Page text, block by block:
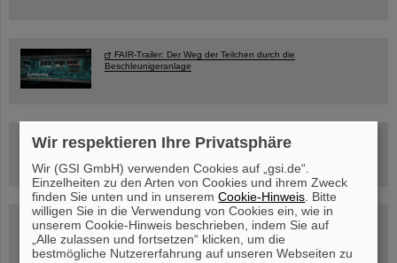
FAIR-Trailer: Der Weg der Teilchen durch die
Beschleunigeranlage
Rundflug über die FAIR-Baustelle
Besichtigung von GSI/FAIR –
jetzt Termin buchen!
Wir respektieren Ihre Privatsphäre
Wir (GSI GmbH) verwenden Cookies auf „gsi.de“.
Einzelheiten zu den Arten von Cookies und ihrem Zweck
finden Sie unten und in unseremCookie-Hinweis . Bitte
willigen Sie in die Verwendung von Cookies ein, wie in
unserem Cookie-Hinweis beschrieben, indem Sie auf
„Alle zulassen und fortsetzen“ klicken, um die
bestmögliche Nutzererfahrung auf unseren Webseiten zu